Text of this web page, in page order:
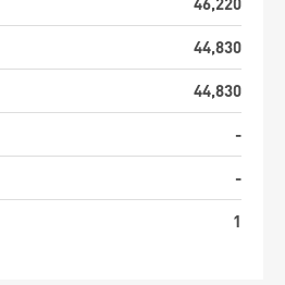
44,830
44,830
-
-
1